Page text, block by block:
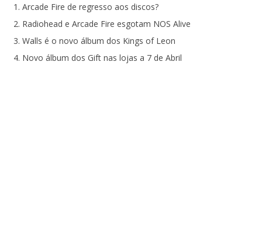
Arcade Fire de regresso aos discos?
Radiohead e Arcade Fire esgotam NOS Alive
Walls é o novo álbum dos Kings of Leon
Novo álbum dos Gift nas lojas a 7 de Abril